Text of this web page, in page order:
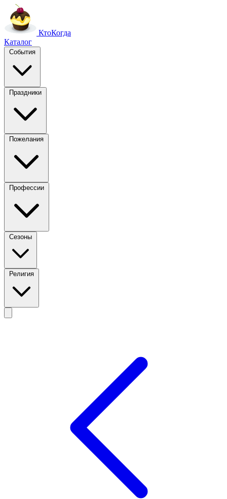
КтоКогда
Каталог
События
Праздники
Пожелания
Профессии
Сезоны
Религия